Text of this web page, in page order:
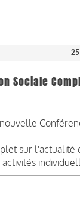
Sociale
sur